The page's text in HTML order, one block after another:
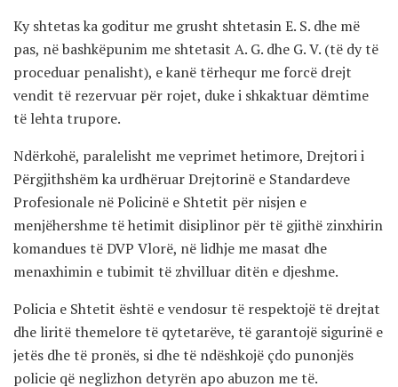
Ky shtetas ka goditur me grusht shtetasin E. S. dhe më
pas, në bashkëpunim me shtetasit A. G. dhe G. V. (të dy të
proceduar penalisht), e kanë tërhequr me forcë drejt
vendit të rezervuar për rojet, duke i shkaktuar dëmtime
të lehta trupore.
Ndërkohë, paralelisht me veprimet hetimore, Drejtori i
Përgjithshëm ka urdhëruar Drejtorinë e Standardeve
Profesionale në Policinë e Shtetit për nisjen e
menjëhershme të hetimit disiplinor për të gjithë zinxhirin
komandues të DVP Vlorë, në lidhje me masat dhe
menaxhimin e tubimit të zhvilluar ditën e djeshme.
Policia e Shtetit është e vendosur të respektojë të drejtat
dhe liritë themelore të qytetarëve, të garantojë sigurinë e
jetës dhe të pronës, si dhe të ndëshkojë çdo punonjës
policie që neglizhon detyrën apo abuzon me të.